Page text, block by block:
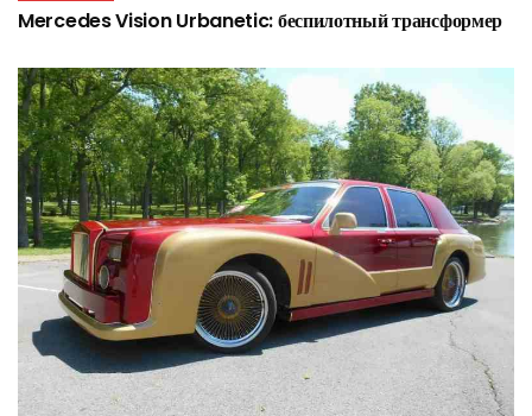
Mercedes Vision Urbanetic: беспилотный трансформер